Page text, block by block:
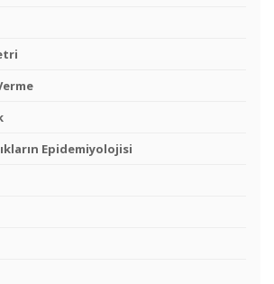
Epidemiyolojisi